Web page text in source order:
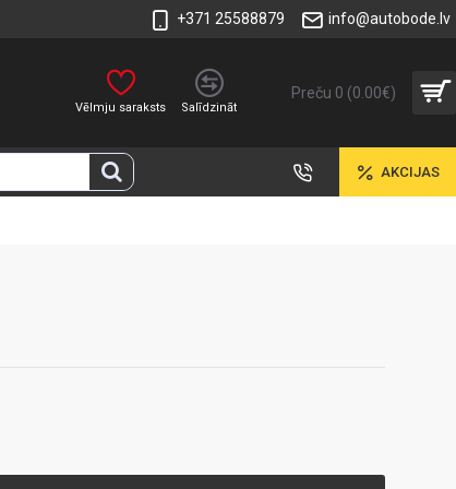
+371 25588879 info@autobode.lv
Vēlmju saraksts Salīdzināt
Preču 0 (0.00€)
AKCIJAS